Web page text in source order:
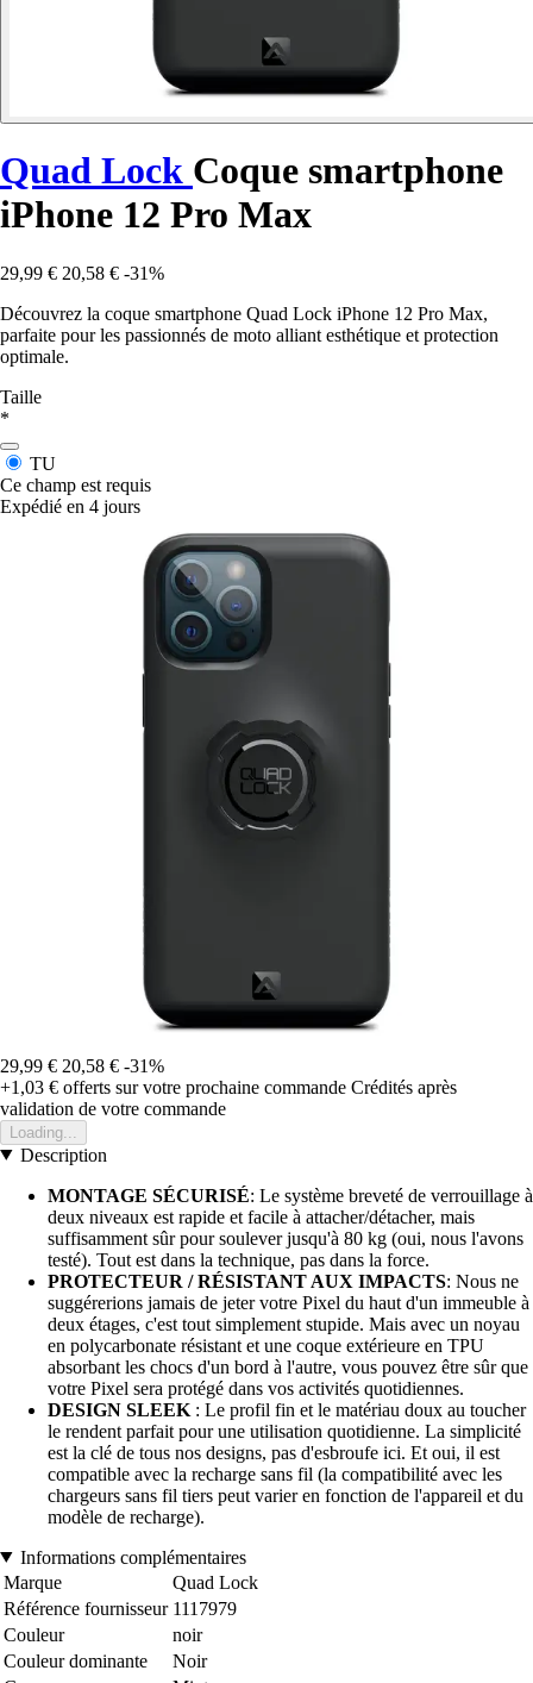
Quad Lock Coque smartphone
iPhone 12 Pro Max
29,99 € 20,58 € -31%
Découvrez la coque smartphone Quad Lock iPhone 12 Pro Max,
parfaite pour les passionnés de moto alliant esthétique et protection
optimale.
Taille
*
TU
Ce champ est requis
Expédié en 4 jours
29,99 € 20,58 € -31%
+1,03 € offerts sur votre prochaine commande Crédités après
validation de votre commande
Loading...
Description
MONTAGE SÉCURISÉ: Le système breveté de verrouillage à
deux niveaux est rapide et facile à attacher/détacher, mais
suffisamment sûr pour soulever jusqu'à 80 kg (oui, nous l'avons
testé). Tout est dans la technique, pas dans la force.
PROTECTEUR / RÉSISTANT AUX IMPACTS: Nous ne
suggérerions jamais de jeter votre Pixel du haut d'un immeuble à
deux étages, c'est tout simplement stupide. Mais avec un noyau
en polycarbonate résistant et une coque extérieure en TPU
absorbant les chocs d'un bord à l'autre, vous pouvez être sûr que
votre Pixel sera protégé dans vos activités quotidiennes.
DESIGN SLEEK : Le profil fin et le matériau doux au toucher
le rendent parfait pour une utilisation quotidienne. La simplicité
est la clé de tous nos designs, pas d'esbroufe ici. Et oui, il est
compatible avec la recharge sans fil (la compatibilité avec les
chargeurs sans fil tiers peut varier en fonction de l'appareil et du
modèle de recharge).
Informations complémentaires
Marque
Quad Lock
Référence fournisseur 1117979
Couleur
noir
Couleur dominante
Noir